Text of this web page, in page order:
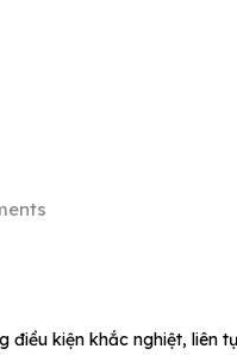
kiện khắc nghiệt, liên